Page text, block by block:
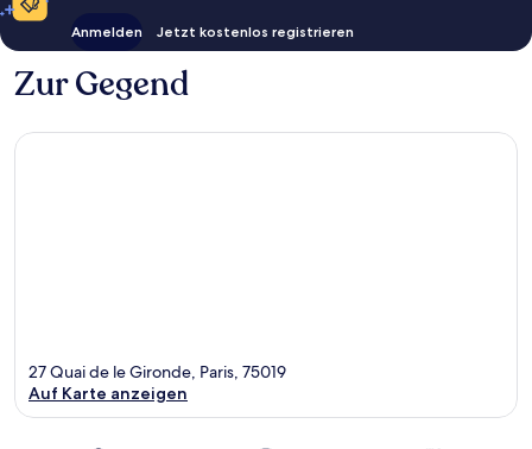
Anmelden Jetzt kostenlos registrieren
Zur Gegend
27 Quai de le Gironde, Paris, 75019
Auf Karte anzeigen